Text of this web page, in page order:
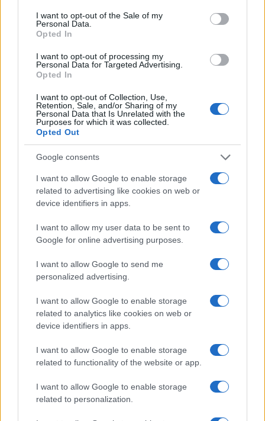
consent section.
I want to opt-out of the Sale of my
Personal Data.
Opted In
I want to opt-out of processing my
Personal Data for Targeted Advertising.
Opted In
I want to opt-out of Collection, Use,
Retention, Sale, and/or Sharing of my
Personal Data that Is Unrelated with the
Purposes for which it was collected.
Opted Out
Google consents
I want to allow Google to enable storage
related to advertising like cookies on web or
device identifiers in apps.
I want to allow my user data to be sent to
Google for online advertising purposes.
I want to allow Google to send me
personalized advertising.
I want to allow Google to enable storage
related to analytics like cookies on web or
device identifiers in apps.
I want to allow Google to enable storage
related to functionality of the website or app.
I want to allow Google to enable storage
related to personalization.
NERD NEWS
Boom del settore tech italiano: 652 milioni in venture
Andrea Conforti · 6 Ago 2026